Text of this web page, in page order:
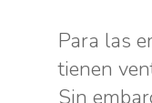
Para las
tienen
Sin